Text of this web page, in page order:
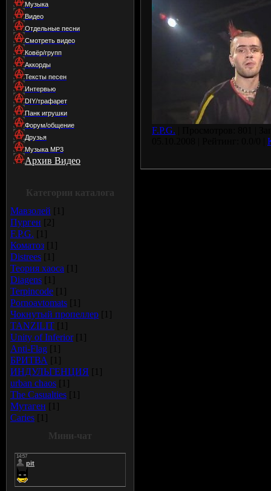
Музыка
Видео
Отдельные песни
Смотреть видео
Ковёр/групп
Аккорды
Тексты песен
Интервью
DIY/трафарет
Панк игрушки
Форум/общение
Друзья
Музыка МР3
Архив Видео
Категории каталога
Мавзолей
[1]
Пурген
[2]
F.P.G.
[1]
Коматоз
[1]
Distrees
[1]
Теория хаоса
[1]
Diagens
[1]
Terpincode
[1]
Pornoavtomats
[1]
Чокнутый пропеллер
[1]
TANZILIT
[1]
Unity of Inferior
[1]
Anti-Flag
[1]
БРИТВА
[1]
ИНДУЛЬГЕНЦИЯ
[1]
urban chaos
[1]
The Casualties
[1]
Мутаген
[1]
Сaries
[1]
Мини-чат
F.P.G.